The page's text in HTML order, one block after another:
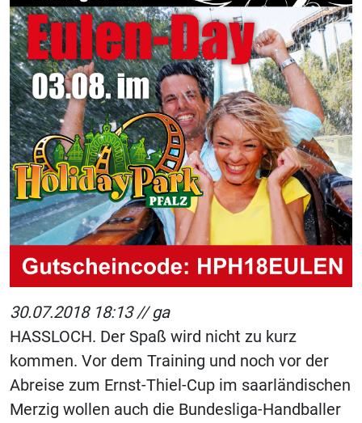
30.07.2018 18:13 //ga
HASSLOCH. Der Spaß wird nicht zu kurz
kommen. Vor dem Training und noch vor der
Abreise zum Ernst-Thiel-Cup im saarländischen
Merzig wollen auch die Bundesliga-Handballer